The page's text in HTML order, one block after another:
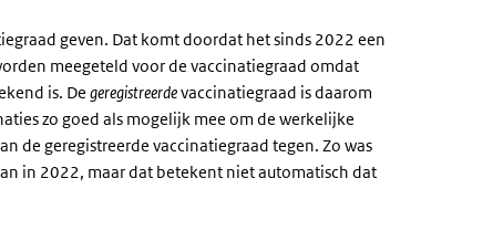
geven. Dat komt doordat het sinds 2022 een
meegeteld voor de vaccinatiegraad omdat
is. De geregistreerdevaccinatiegraad is daarom
zo goed als mogelijk mee om de werkelijke
de geregistreerde vaccinatiegraad tegen. Zo was
in 2022, maar dat betekent niet automatisch dat